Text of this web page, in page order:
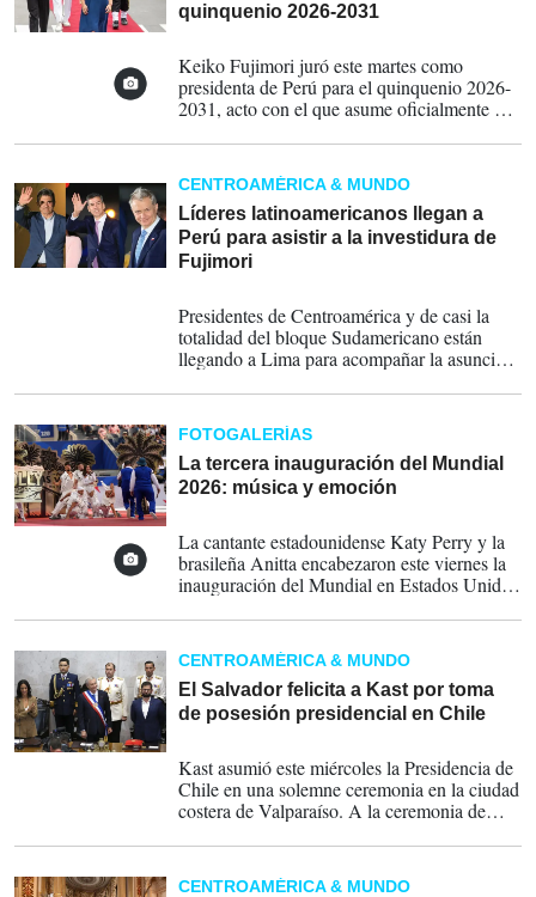
quinquenio 2026-2031
Keiko Fujimori juró este martes como
presidenta de Perú para el quinquenio 2026-
2031, acto con el que asume oficialmente el
elecciones, donde se impuso en la segunda
vuelta.
CENTROAMÉRICA & MUNDO
Líderes latinoamericanos llegan a
Perú para asistir a la investidura de
Fujimori
Presidentes de Centroamérica y de casi la
totalidad del bloque Sudamericano están
llegando a Lima para acompañar la asunción
mandatarios desembarcan con el propósito de
profundizar lazos comerciales entres sus
naciones y consolidar el compromiso con sus
democracias.
FOTOGALERÍAS
La tercera inauguración del Mundial
2026: música y emoción
La cantante estadounidense Katy Perry y la
brasileña Anitta encabezaron este viernes la
inauguración del Mundial en Estados Unidos
de Paraguay por el grupo D del certamen
futbolístico. El evento también contó con el
ritmo de hip hop del rapero Future y Lisa.
CENTROAMÉRICA & MUNDO
El Salvador felicita a Kast por toma
de posesión presidencial en Chile
Kast asumió este miércoles la Presidencia de
Chile en una solemne ceremonia en la ciudad
costera de Valparaíso. A la ceremonia de
representación asistió el vicepresidente, Félix
Ulloa.
CENTROAMÉRICA & MUNDO